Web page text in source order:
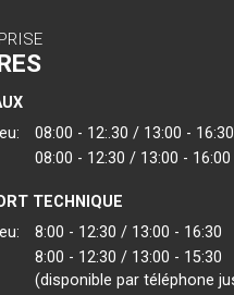
08:00 - 12:.30 / 13:00 - 16:30
08:00 - 12:30 / 13:00 - 16:00
TECHNIQUE
8:00 - 12:30 / 13:00 - 16:30
8:00 - 12:30 / 13:00 - 15:30
(disponible par téléphone